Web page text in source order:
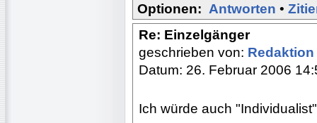
Optionen: Antworten •
Re: Einzelgänger
geschrieben von: Redaktion
Datum: 26. Februar 2006
Ich würde auch